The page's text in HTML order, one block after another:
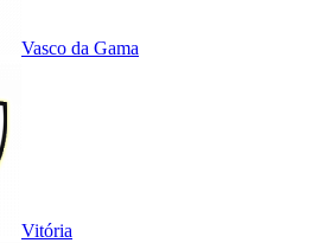
Vasco da Gama
Vitória